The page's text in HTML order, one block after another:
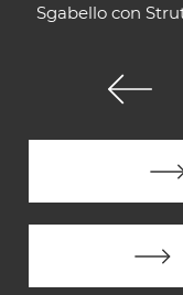
Sgabello con